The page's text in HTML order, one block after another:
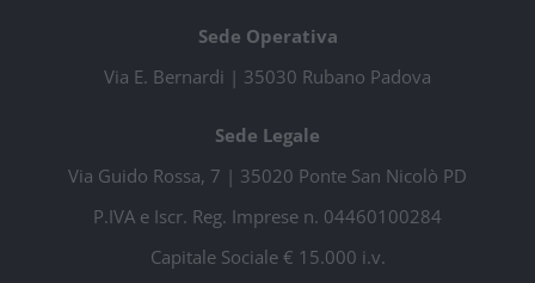
Sede Operativa
Via E. Bernardi | 35030 Rubano Padova
Sede Legale
Via Guido Rossa, 7 | 35020 Ponte San Nicolò PD
P.IVA e Iscr. Reg. Imprese n. 04460100284
Capitale Sociale € 15.000 i.v.